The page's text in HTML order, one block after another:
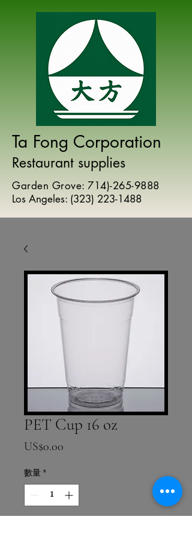
Ta Fong Corporation
Restaurant supplies
Garden Grove:714)-265-9888
Los Angeles: (323) 223-1488
PET Cup 16 oz
US$0.00
數量*